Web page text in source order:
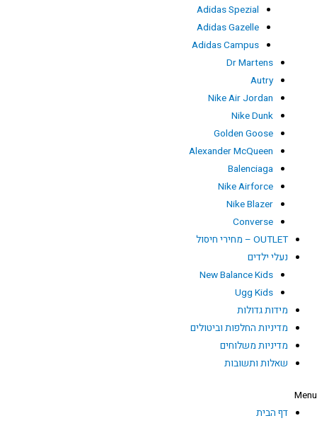
Adidas Spezial
Adidas Gazelle
Adidas Campus
Dr Martens
Autry
Nike Air Jordan
Nike Dunk
Golden Goose
Alexander McQueen
Balenciaga
Nike Airforce
Nike Blazer
Converse
OUTLET – מחירי חיסול
נעלי ילדים
New Balance Kids
Ugg Kids
מידות גדולות
מדיניות החלפות וביטולים
מדיניות משלוחים
שאלות ותשובות
דף הבית